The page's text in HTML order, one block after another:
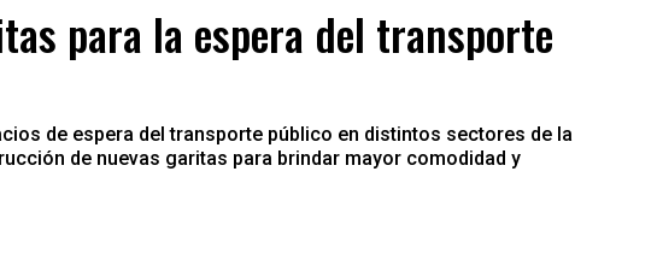
para la espera del transporte
de espera del transporte público en distintos sectores de la
de nuevas garitas para brindar mayor comodidad y